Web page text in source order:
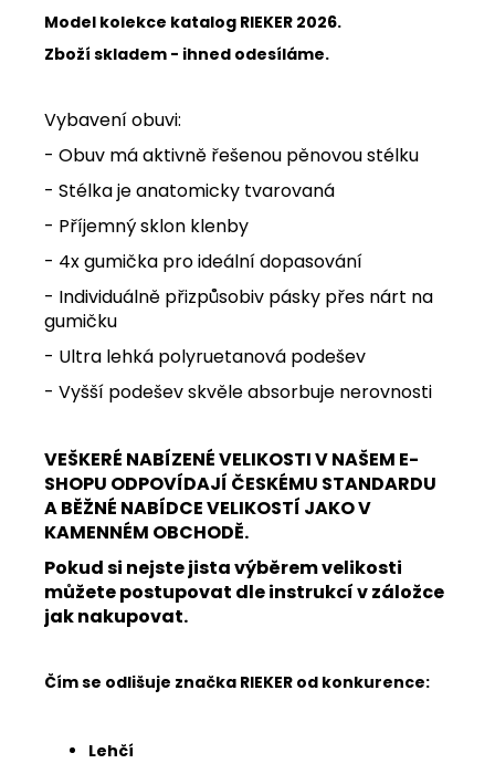
Model kolekce katalog RIEKER 2026.
Zboží skladem - ihned odesíláme.
Vybavení obuvi:
- Obuv má aktivně řešenou pěnovou stélku
- Stélka je anatomicky tvarovaná
- Příjemný sklon klenby
- 4x gumička pro ideální dopasování
- Individuálně přizpůsobiv pásky přes nárt na
gumičku
- Ultra lehká polyruetanová podešev
- Vyšší podešev skvěle absorbuje nerovnosti
VEŠKERÉ NABÍZENÉ VELIKOSTI V NAŠEM E-
SHOPU ODPOVÍDAJÍ ČESKÉMU STANDARDU
A BĚŽNÉ NABÍDCE VELIKOSTÍ JAKO V
KAMENNÉM OBCHODĚ.
Pokud si nejste jista výběrem velikosti
můžete postupovat dle instrukcí v záložce
jak nakupovat.
Čím se odlišuje značka RIEKER od konkurence:
Lehčí